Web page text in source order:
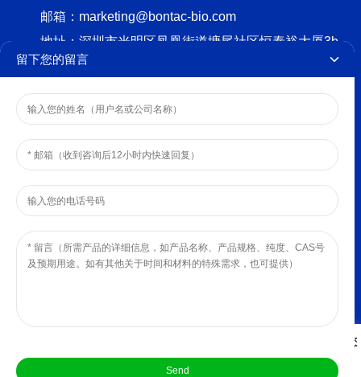
邮箱： marketing@bontac-bio.com
地址： 深圳市光明区凤凰街道塘尾社区恒泰裕大厦3b
栋12-13楼
ENGINEERING(SHENZHEN) CO.,LTD.
隐私政策
本网站使用cookies来改善您的体验。我们假设您同意此设置，但您
也可以选择退出（如果您愿意）。
留下您的留言